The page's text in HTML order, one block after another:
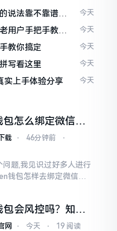
说法靠不靠谱，
今天
用户手把手教你
今天
教你搞定 今天
写看这里 今天
上手体验分享 今天
怎么绑定微信？
你失望
载 ⋅ 46分钟前
⋅
问题,我见识过好多人进行
钱包怎样去绑定微信呢?
明晰会风控吗？知乎
不靠谱，老币民告
网 ⋅ 今天 ⋅ 19 阅读